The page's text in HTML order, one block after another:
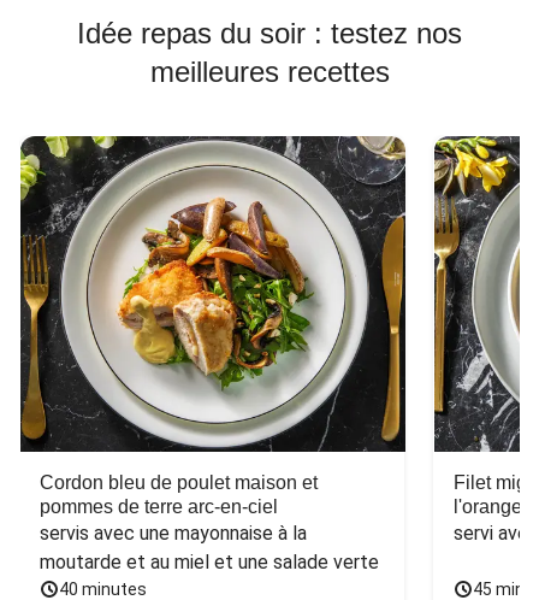
Idée repas du soir : testez nos
meilleures recettes
Cordon bleu de poulet maison et
pommes de terre arc-en-ciel
servis avec une mayonnaise à la
moutarde et au miel et une salade verte
40 minutes
Filet
l'orange
servi
45